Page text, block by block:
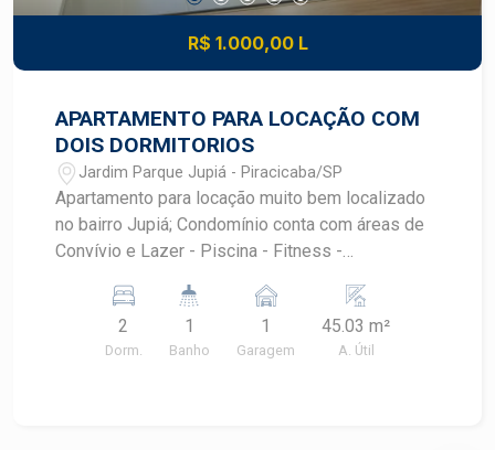
R$ 1.000,00 L
APARTAMENTO PARA LOCAÇÃO COM
DOIS DORMITORIOS
Jardim Parque Jupiá - Piracicaba/SP
Apartamento para locação muito bem localizado
no bairro Jupiá; Condomínio conta com áreas de
Convívio e Lazer - Piscina - Fitness -
Bicicletário - Minicampo gramado - Pet place -
Redário - Horta
2
Dorm.
1
Banho
1
Garagem
45.03 m²
A. Útil